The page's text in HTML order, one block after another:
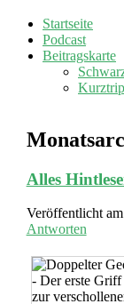
Startseite
Podcast
Beitragskarte
Alles
Veröffentlicht am
Antworten